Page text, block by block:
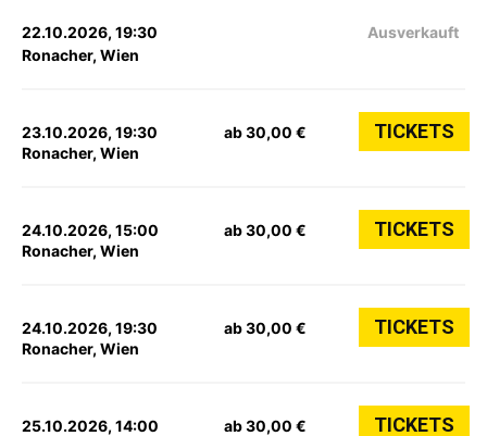
22.10.2026, 19:30
Ronacher, Wien
Ausverkauft
23.10.2026, 19:30
Ronacher, Wien
ab 30,00 € TICKETS
24.10.2026, 15:00
Ronacher, Wien
ab 30,00 € TICKETS
24.10.2026, 19:30
Ronacher, Wien
ab 30,00 € TICKETS
25.10.2026, 14:00
ab 30,00 € TICKETS